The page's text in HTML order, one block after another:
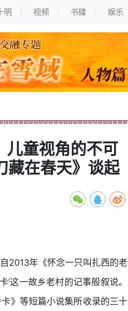
明 视频 书碟 娱乐
儿童视角的不可
在春天》谈起
2013年《怀念一只叫扎西的老
’这一故乡老村的记事般叙说。
》等短篇小说集所收录的三十